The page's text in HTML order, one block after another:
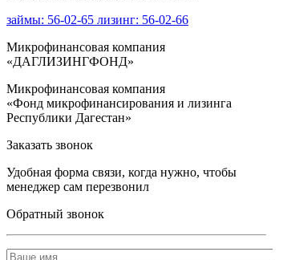
займы: 56-02-65 лизинг: 56-02-66
Микрофинансовая компания
«ДАГЛИЗИНГФОНД»
Микрофинансовая компания
«Фонд микрофинансирования и лизинга
Республики Дагестан»
Заказать звонок
Удобная форма связи, когда нужно, чтобы
менеджер сам перезвонил
Обратный звонок